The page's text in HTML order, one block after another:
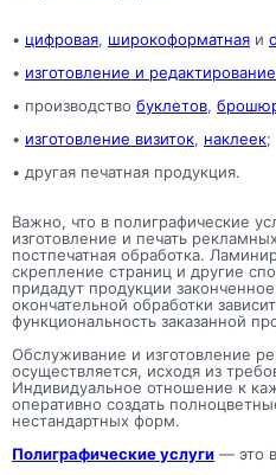
• цифровая, широкоформатная и
• изготовление и
• производство буклетов,
• изготовление визиток, наклеек;
• другая печатная продукция.
Важно, что в полиграфические
изготовление и печать
постпечатная обработка.
скрепление страниц и другие
придадут продукции
окончательной обработки
функциональность заказанной
Обслуживание и изготовление
осуществляется, исходя из
Индивидуальное отношение к
оперативно создать
нестандартных форм.
Полиграфические услуги — это